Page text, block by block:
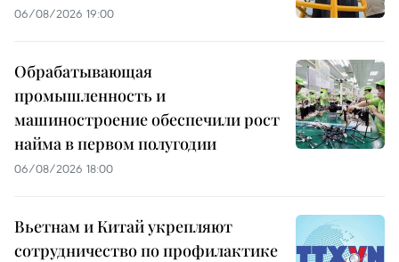
06/08/2026 19:00
Обрабатывающая
промышленность и
машиностроение обеспечили рост
найма в первом полугодии
06/08/2026 18:00
Вьетнам и Китай укрепляют
сотрудничество по профилактике